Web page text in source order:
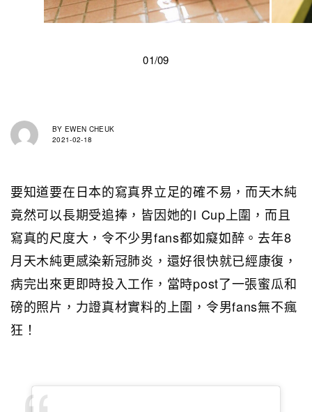
01/09
BY EWEN CHEUK
2021-02-18
要知道要在日本的寫真界立足的確不易，而天木純
竟然可以長期受追捧，皆因她的I Cup上圍，而且
寫真的尺度大，令不少男fans都如癡如醉。去年8
月天木純更感染新冠肺炎，還好很快就已經康復，
病完出來更即時投入工作，當時post了一張蜜瓜和
磅的照片，力證真材實料的上圍，令男fans無不瘋
狂！